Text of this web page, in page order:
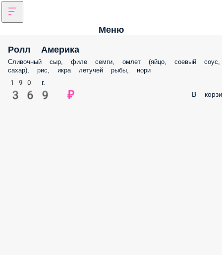
Меню
Ролл Америка
Сливочный сыр, филе семги, омлет (яйцо, соевый соус,
сахар), рис, икра летучей рыбы, нори
190 г.
369 ₽ В